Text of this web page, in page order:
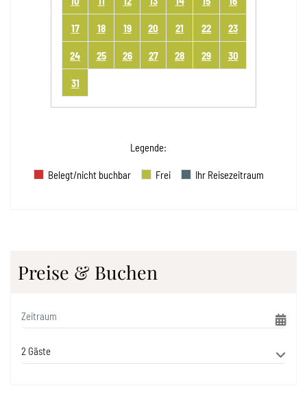
17 18 19 20 21 22 23
24 25 26 27 28 29 30
31
Legende:
Belegt/nicht buchbar Frei Ihr Reisezeitraum
Preise & Buchen